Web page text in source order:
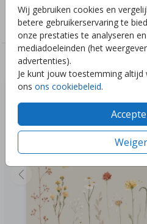
Wij gebruiken cookies en
betere gebruikerservaring te
onze prestaties te analyseren
mediadoeleinden (het
advertenties).
Je kunt jouw toestemming
ons ons cookiebeleid.
Collectie
Meisjes
Deze ontwerpen vind je